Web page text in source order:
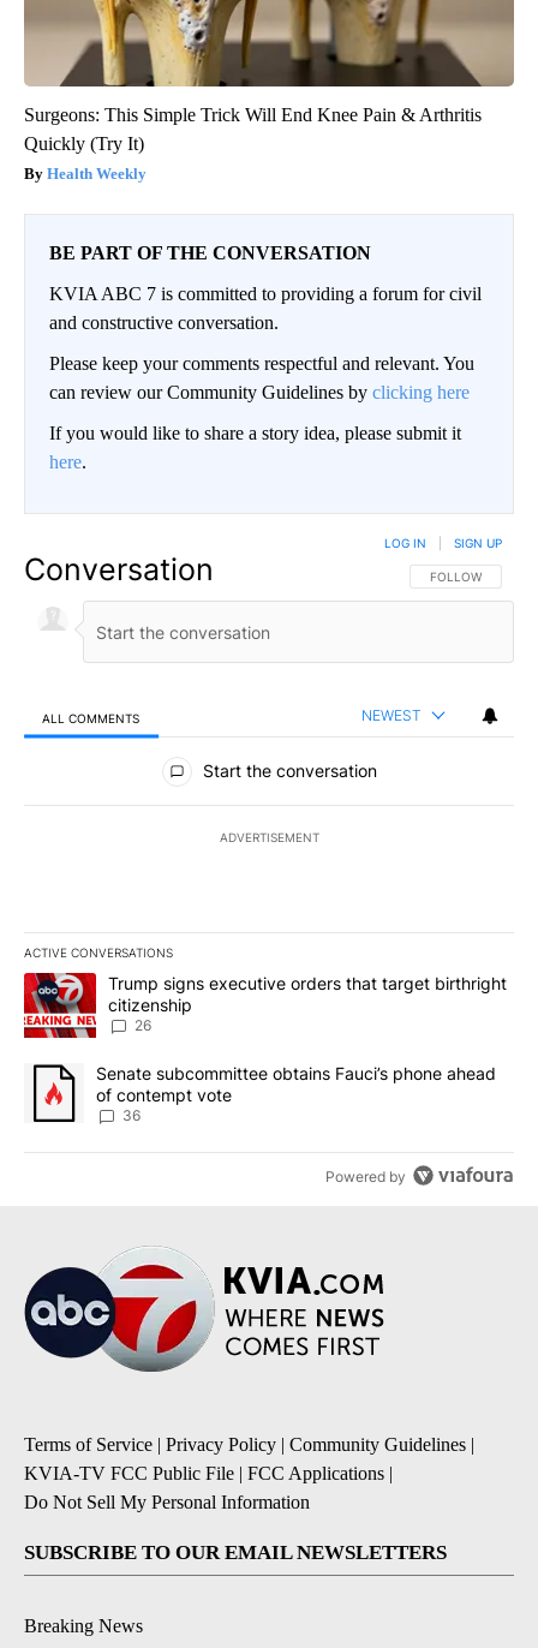
Surgeons: This Simple Trick Will End Knee Pain & Arthritis
Quickly (Try It)
Health Weekly
BE PART OF THE CONVERSATION
KVIA ABC 7 is committed to providing a forum for civil
and constructive conversation.
Please keep your comments respectful and relevant. You
can review our Community Guidelines by clicking here
If you would like to share a story idea, please submit it
here.
Conversation FOLLOW THIS
FOLLOW
LOG IN SIGN UP
ALL COMMENTS NEWEST
All Comments
Start the conversation
ADVERTISEMENT
ACTIVE CONVERSATIONS
The following is a list of the most commented articles in the last
A trending article titled "Trump signs executive orders that
Trump signs executive orders that target birthright
citizenship
26
A trending article titled "Senate subcommittee obtains Fauci’s
Senate subcommittee obtains Fauci’s phone ahead
of contempt vote
36
Powered by
Terms of Service | Privacy Policy | Community Guidelines |
KVIA-TV FCC Public File | FCC Applications |
Do Not Sell My Personal Information
SUBSCRIBE TO OUR EMAIL NEWSLETTERS
Breaking News